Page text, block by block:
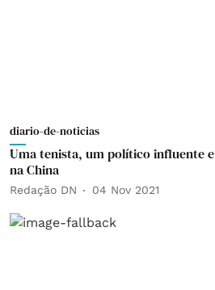
diario-de-noticias
Uma tenista, um político influente
na China
Redação DN 04 Nov 2021